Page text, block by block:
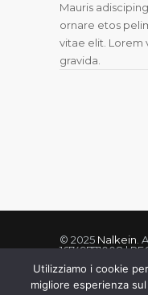
Mauris
ornare etos
vitae elit. Lorem
gravida.
© 2025 Nalkein.
16749771008 |
Utilizziamo i cookie
migliore esperienza